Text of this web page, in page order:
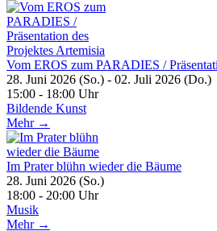
Vom EROS zum PARADIES /
28. Juni 2026 (So.) - 02. Juli 2026 (Do.)
15:00 - 18:00 Uhr
Bildende Kunst
Mehr →
Im Prater blühn wieder die Bäume
28. Juni 2026 (So.)
18:00 - 20:00 Uhr
Musik
Mehr →